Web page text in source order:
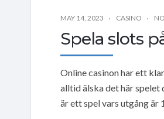
MAY 14, 2023 CASINO
Spela slots
Online casinon har ett
alltid älska det här spelet
är ett spel vars utgång är